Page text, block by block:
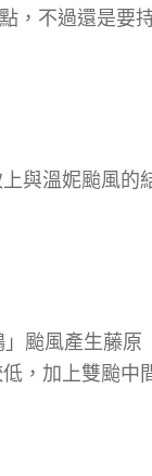
，不過還是要
與溫妮颱風的
颱風產生藤原
，加上雙颱中